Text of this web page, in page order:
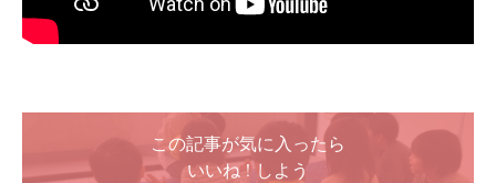
この記事が気に入ったら
いいね ! しよう